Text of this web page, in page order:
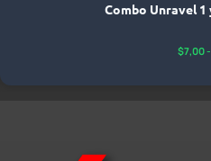
Combo Unravel 1
$7,00-